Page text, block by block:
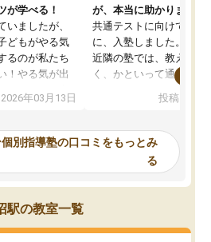
が学べる！
いましたが、
どもがやる気
るのが私たち
！やる気が出
任です」と言
と考えて、思
生から学ぶこ
たらいいなと
足りないのか
子どももびっ
る気を持って
通り、少しず
年03月13日
が、本当に助かりました
共通テストに向けての追
に、入塾しました。田舎
近隣の塾では、教えても
く、かといって通うには
可能なので本当に助か
らないところをピンポイ
頂いて、とてもわかり
していました。一生を
スト、多少お金がかかっ
投稿日：
別指導塾の口コミをもっとみ
る
駅の教室一覧